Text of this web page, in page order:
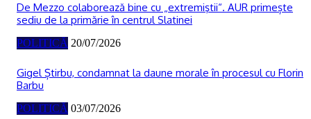
De Mezzo colaborează bine cu „extremiştii“. AUR primește
sediu de la primărie în centrul Slatinei
POLITICĂ 20/07/2026
Gigel Știrbu, condamnat la daune morale în procesul cu Florin
Barbu
POLITICĂ 03/07/2026